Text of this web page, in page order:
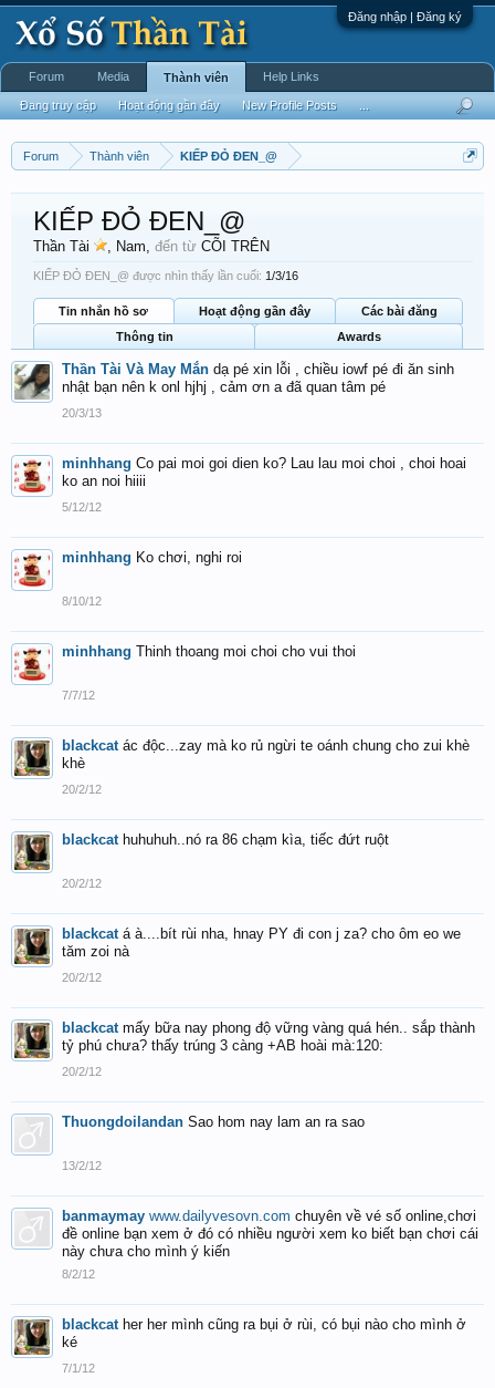
Đăng nhập | Đăng ký
Forum Thành viên KIẾP ĐỎ ĐEN_@
KIẾP ĐỎ ĐEN_@
Thần Tài , Nam, đến từ CÕI TRÊN
KIẾP ĐỎ ĐEN_@ được nhìn thấy lần cuối: 1/3/16
Tin nhắn hồ sơ Hoạt động gần đây
Các bài đăng
Thông tin
Awards
Thần Tài Và May Mắn dạ pé xin lỗi , chiều iowf pé đi ăn sinh
nhật bạn nên k onl hjhj , cảm ơn a đã quan tâm pé
20/3/13
minhhang Co pai moi goi dien ko? Lau lau moi choi , choi hoai
ko an noi hiiii
5/12/12
minhhang Ko chơi, nghi roi
8/10/12
minhhang Thinh thoang moi choi cho vui thoi
7/7/12
blackcat ác độc...zay mà ko rủ ngừi te oánh chung cho zui khè
khè
20/2/12
blackcat huhuhuh..nó ra 86 chạm kìa, tiếc đứt ruột
20/2/12
blackcat á à....bít rùi nha, hnay PY đi con j za? cho ôm eo we
tăm zoi nà
20/2/12
blackcat mấy bữa nay phong độ vững vàng quá hén.. sắp thành
tỷ phú chưa? thấy trúng 3 càng +AB hoài mà:120:
20/2/12
Thuongdoilandan Sao hom nay lam an ra sao
13/2/12
banmaymay www.dailyvesovn.com chuyên về vé số online,chơi
đề online bạn xem ở đó có nhiều người xem ko biết bạn chơi cái
này chưa cho mình ý kiến
8/2/12
blackcat her her mình cũng ra bụi ở rùi, có bụi nào cho mình ở
ké
7/1/12
Forum Media Thành viên
Đang truy cập Hoạt động gần đây New Profile Posts
Help Links